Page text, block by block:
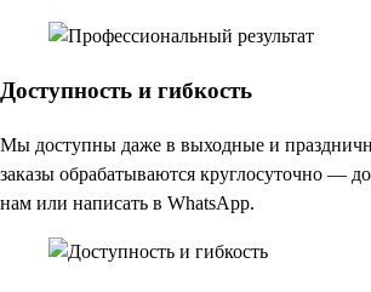
Доступность и гибкость
Мы доступны даже в выходные и
заказы обрабатываются круглосуточно —
нам или написать в WhatsApp.